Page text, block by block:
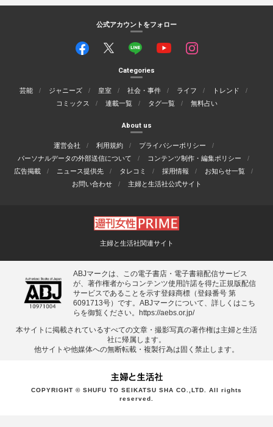
公式アカウントをフォロー
Categories
芸能 ジャニーズ 皇室 社会・事件 ライフ
トレンド
コミックス
連載一覧 タグ一覧 無料占い
About us
運営会社 利用規約
プライバシーポリシー
パーソナルデータの外部送信について
コンテンツ制作・編集ポリシー
広告掲載
ニュース提供先 タレコミ 採用情報
お知らせ一覧
お問い合わせ
主婦と生活社公式サイト
主婦と生活社関連サイト
ABJマークは、この電子書店・電子書籍配信サービス
が、著作権者からコンテンツ使用許諾を得た正規版配信
サービスであることを示す登録商標（登録番号 第
6091713号）です。ABJマークについて、詳しくはこち
らを御覧ください。 https://aebs.or.jp/
本サイトに掲載されているすべての⽂章・撮影写真の著作権は主婦と⽣活
社に帰属します。
他サイトや他媒体への無断転載・複製⾏為は固く禁⽌します。
COPYRIGHT © SHUFU TO SEIKATSU SHA CO.,LTD. All rights
reserved.